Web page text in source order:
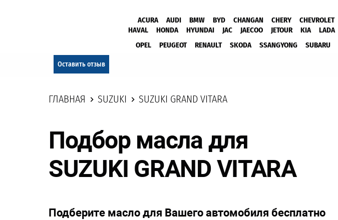
ACURA AUDI BMW BYD CHANGAN CHERY CHEVROLET
HAVAL
HONDA HYUNDAI JAC JAECOO JETOUR KIA LADA
OPEL
PEUGEOT RENAULT SKODA SSANGYONG SUBARU
Оставить отзыв
ГЛАВНАЯ SUZUKI SUZUKI GRAND VITARA
Подбор масла для
SUZUKI GRAND VITARA
Подберите масло для Вашего автомобиля бесплатно